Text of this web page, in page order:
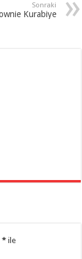
Sonraki
Kurabiye
* ile